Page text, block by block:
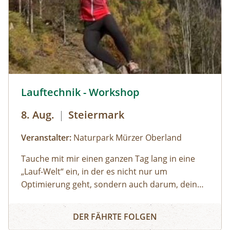
inkludiert, muss selbst organisiert
werden).Wetterfeste Bekleidung und festes
Schuhwerk für Zwischenstopps ist
empfehlenswert.
Lauftechnik - Workshop
8. Aug. | Steiermark
Veranstalter: Naturpark Mürzer Oberland
Tauche mit mir einen ganzen Tag lang in eine
„Lauf-Welt“ ein, in der es nicht nur um
Optimierung geht, sondern auch darum, dein
in der Technik nicht nur erarbeitet, sondern
gespürt wird. In der Leichtigkeit und
Lauftechnik - Workshop
DER FÄHRTE FOLGEN